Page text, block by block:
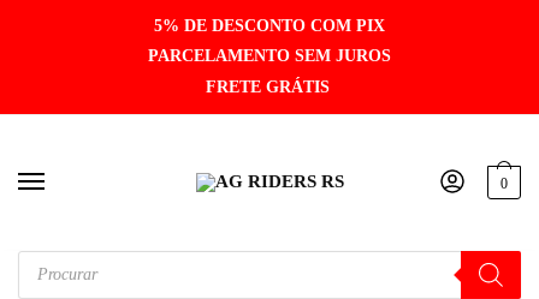
5% DE DESCONTO COM PIX
PARCELAMENTO SEM JUROS
FRETE GRÁTIS
0